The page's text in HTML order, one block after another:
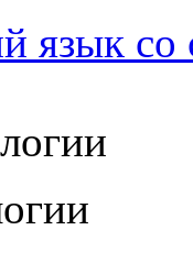
язык со